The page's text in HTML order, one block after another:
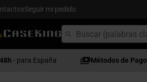
Seguir mi pedido
- para España Métodos de Pago